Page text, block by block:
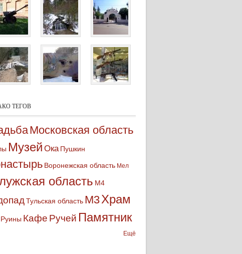
ТЕГОВ
Московская область
Музей Ока Пушкин
Воронежская область Мел
область М4
Тульская область М3Храм
Руины Кафе Ручей Памятник
Ещё